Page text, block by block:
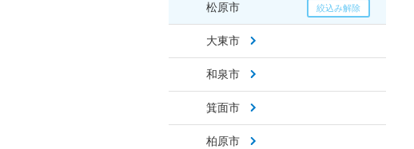
松原市
大東市
和泉市
箕面市
柏原市